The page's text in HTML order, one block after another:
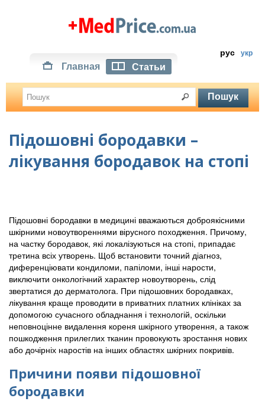
рус укр
Главная Статьи
Підошовні бородавки –
лікування бородавок на стопі
Підошовні бородавки в медицині вважаються доброякісними
шкірними новоутвореннями вірусного походження. Причому,
на частку бородавок, які локалізуються на стопі, припадає
третина всіх утворень. Щоб встановити точний діагноз,
диференціювати кондиломи, папіломи, інші нарости,
виключити онкологічний характер новоутворень, слід
звертатися до дерматолога. При підошовних бородавках,
лікування краще проводити в приватних платних клініках за
допомогою сучасного обладнання і технологій, оскільки
неповноцінне видалення кореня шкірного утворення, а також
пошкодження прилеглих тканин провокують зростання нових
або дочірніх наростів на інших областях шкірних покривів.
Причини появи підошовної
бородавки